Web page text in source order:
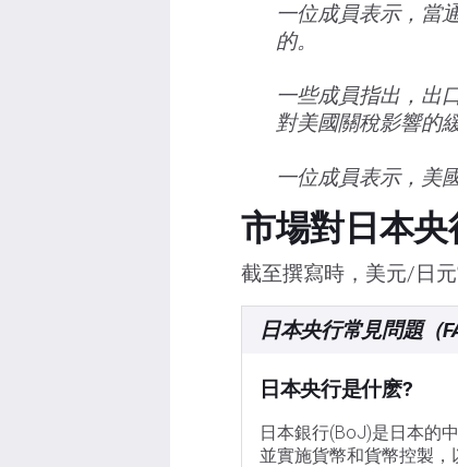
一位成員表示，當
的。
一些成員指出，出
對美國關稅影響的緩
一位成員表示，美
市場對日本
截至撰寫時，美元/日
日本央行常見問題（
日本央行是什麽?
日本銀行(BoJ)是日本的
並實施貨幣和貨幣控製，